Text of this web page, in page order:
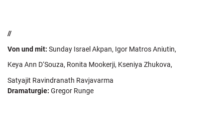
//
Von und mit: Sunday Israel Akpan, Igor Matros Aniutin,
Keya Ann D‘Souza, Ronita Mookerji, Kseniya Zhukova,
Satyajit Ravindranath Ravjavarma
Dramaturgie: Gregor Runge